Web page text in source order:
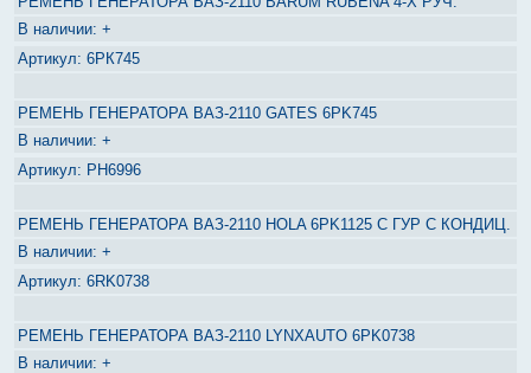
+
6РК745
РЕМЕНЬ ГЕНЕРАТОРА ВАЗ-2110 GATES 6PK745
+
PH6996
РЕМЕНЬ ГЕНЕРАТОРА ВАЗ-2110 HOLA 6PK1125 С ГУР С КОНДИЦ.
+
6RK0738
РЕМЕНЬ ГЕНЕРАТОРА ВАЗ-2110 LYNXAUTO 6PK0738
+